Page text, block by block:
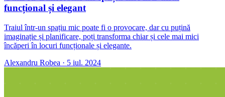
funcțional și elegant
Traiul într-un spațiu mic poate fi o provocare, dar cu puțină
imaginație și planificare, poți transforma chiar și cele mai mici
încăperi în locuri funcționale și elegante.
Alexandru Robea · 5 iul. 2024